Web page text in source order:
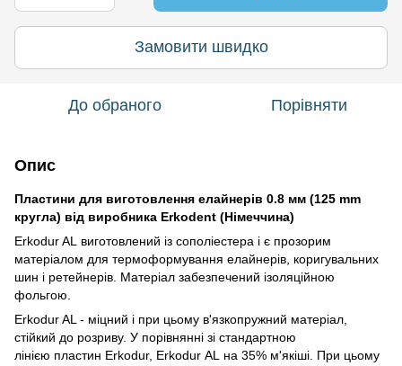
Замовити швидко
До обраного Порівняти
Опис
Пластини для виготовлення елайнерів 0.8 мм (125 mm
кругла) від виробника Erkodent (Німеччина)
Erkodur AL виготовлений із сополіестера і є прозорим
матеріалом для термоформування елайнерів, коригувальних
шин і ретейнерів. Матеріал забезпечений ізоляційною
фольгою.
Erkodur AL - міцний і при цьому в'язкопружний матеріал,
стійкий до розриву. У порівнянні зі стандартною
лінією пластин Erkodur, Erkodur AL на 35% м'якіші. При цьому